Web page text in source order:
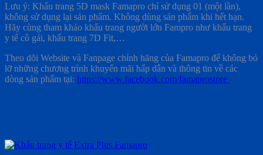
Lưu ý: Khẩu trang 5D mask Famapro chỉ sử dụng 01 (một lần),
không sử dụng lại sản phẩm. Không dùng sản phẩm khi hết hạn.
Hãy cùng tham khảo khẩu trang người lớn Fampro như khẩu trang
y tế cô gái, khẩu trang 7D Fit,…
Theo dõi Website và Fanpage chính hãng của Famapro để không bỏ
lỡ những chương trình khuyến mãi hấp dẫn và thông tin về các
dòng sản phẩm tại: https://www.facebook.com/famaprostore